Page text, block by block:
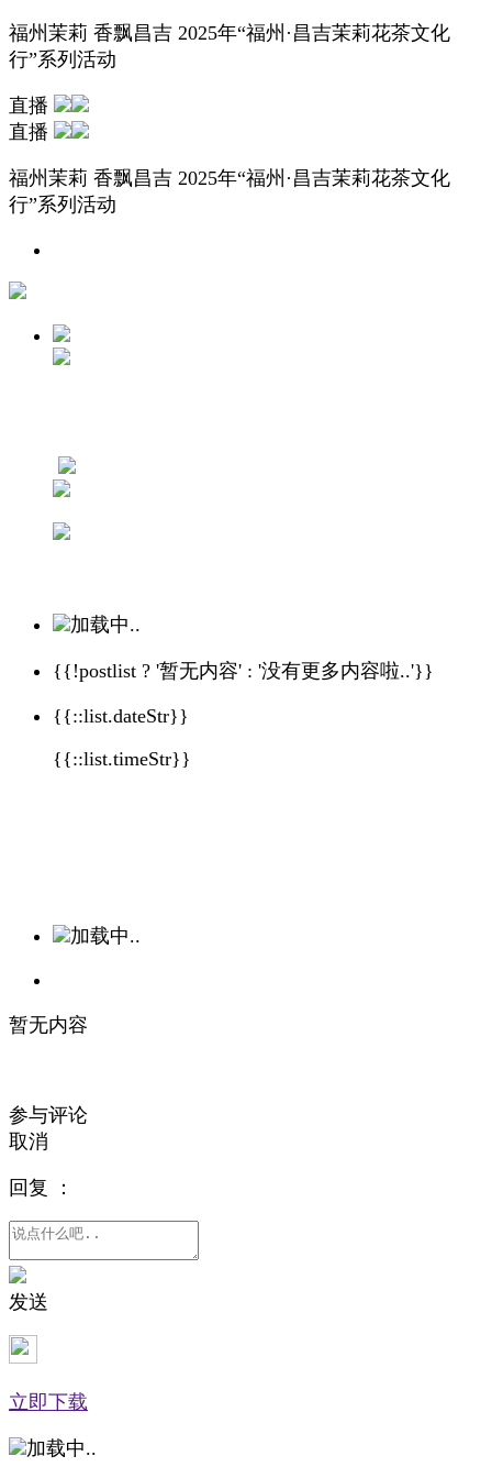
福州茉莉 香飘昌吉 2025年“福州·昌吉茉莉花茶文化
行”系列活动
直播
直播
福州茉莉 香飘昌吉 2025年“福州·昌吉茉莉花茶文化
行”系列活动
加载中..
{{!postlist ? '暂无内容' : '没有更多内容啦..'}}
{{::list.dateStr}}
{{::list.timeStr}}
加载中..
暂无内容
参与评论
取消
回复 ：
发送
立即下载
加载中..